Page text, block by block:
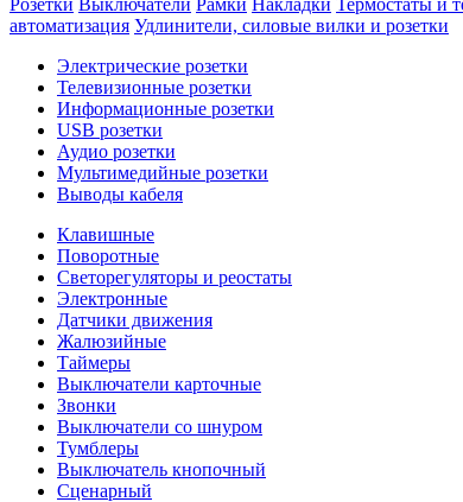
Розетки Выключатели Рамки Накладки Термостаты и
автоматизация Удлинители, силовые вилки и розетки
Электрические розетки
Телевизионные розетки
Информационные розетки
USB розетки
Аудио розетки
Мультимедийные розетки
Выводы кабеля
Клавишные
Поворотные
Светорегуляторы и реостаты
Электронные
Датчики движения
Жалюзийные
Таймеры
Выключатели карточные
Звонки
Выключатели со шнуром
Тумблеры
Выключатель кнопочный
Сценарный